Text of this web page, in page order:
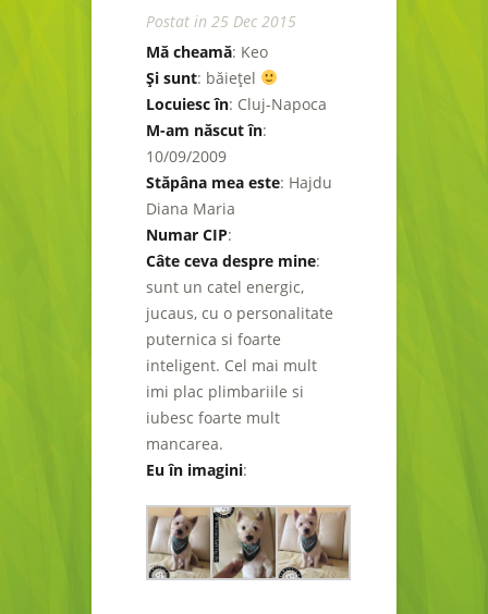
Postat in 25 Dec 2015
Mă cheamă: Keo
Şi sunt: băieţel
Locuiesc în: Cluj-Napoca
M-am născut în:
10/09/2009
Stăpâna mea este: Hajdu
Diana Maria
Numar CIP:
Câte ceva despre mine:
sunt un catel energic,
jucaus, cu o personalitate
puternica si foarte
inteligent. Cel mai mult
imi plac plimbariile si
iubesc foarte mult
mancarea.
Eu în imagini: